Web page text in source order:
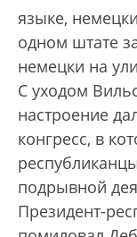
языке,
одном штате
немецки на
С уходом
настроение
конгресс, в
подрывной
Президент-